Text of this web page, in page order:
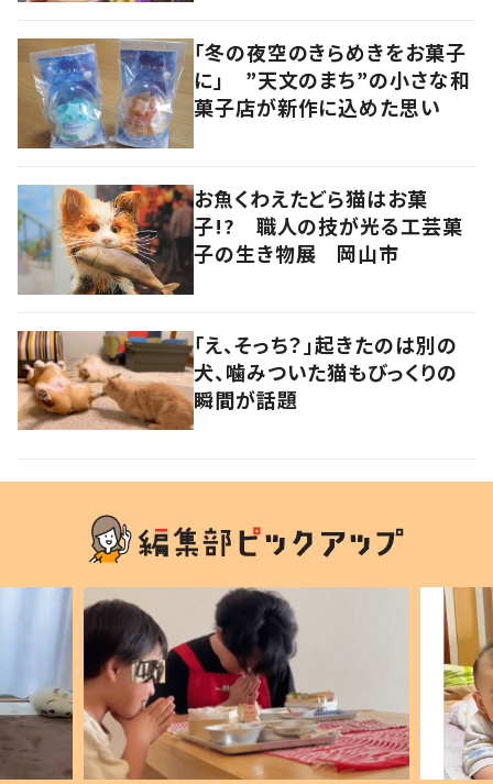
「冬の夜空のきらめきをお菓子
に」 ”天文のまち”の小さな和
菓子店が新作に込めた思い
お魚くわえたどら猫はお菓
子!? 職人の技が光る工芸菓
子の生き物展 岡山市
「え、そっち？」起きたのは別の
犬、噛みついた猫もびっくりの
瞬間が話題